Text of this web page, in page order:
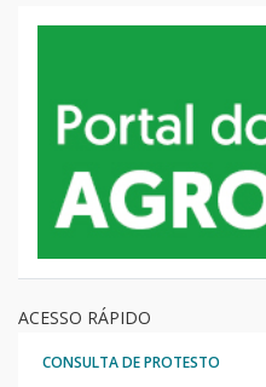
ACESSO RÁPIDO
CONSULTA DE PROTESTO